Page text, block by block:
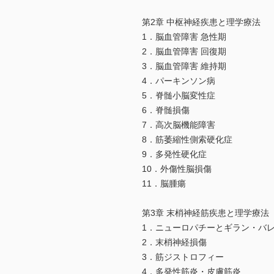
第2章 中枢神経疾患と理学療法
1．脳血管障害 急性期
2．脳血管障害 回復期
3．脳血管障害 維持期
4．パーキンソン病
5．脊髄小脳変性症
6．脊髄損傷
7．高次脳機能障害
8．筋萎縮性側索硬化症
9．多発性硬化症
10．外傷性脳損傷
11．脳腫瘍
第3章 末梢神経筋疾患と理学療法
1．ニューロパチーとギラン・バ
2．末梢神経損傷
3．筋ジストロフィー
4．多発性筋炎・皮膚筋炎